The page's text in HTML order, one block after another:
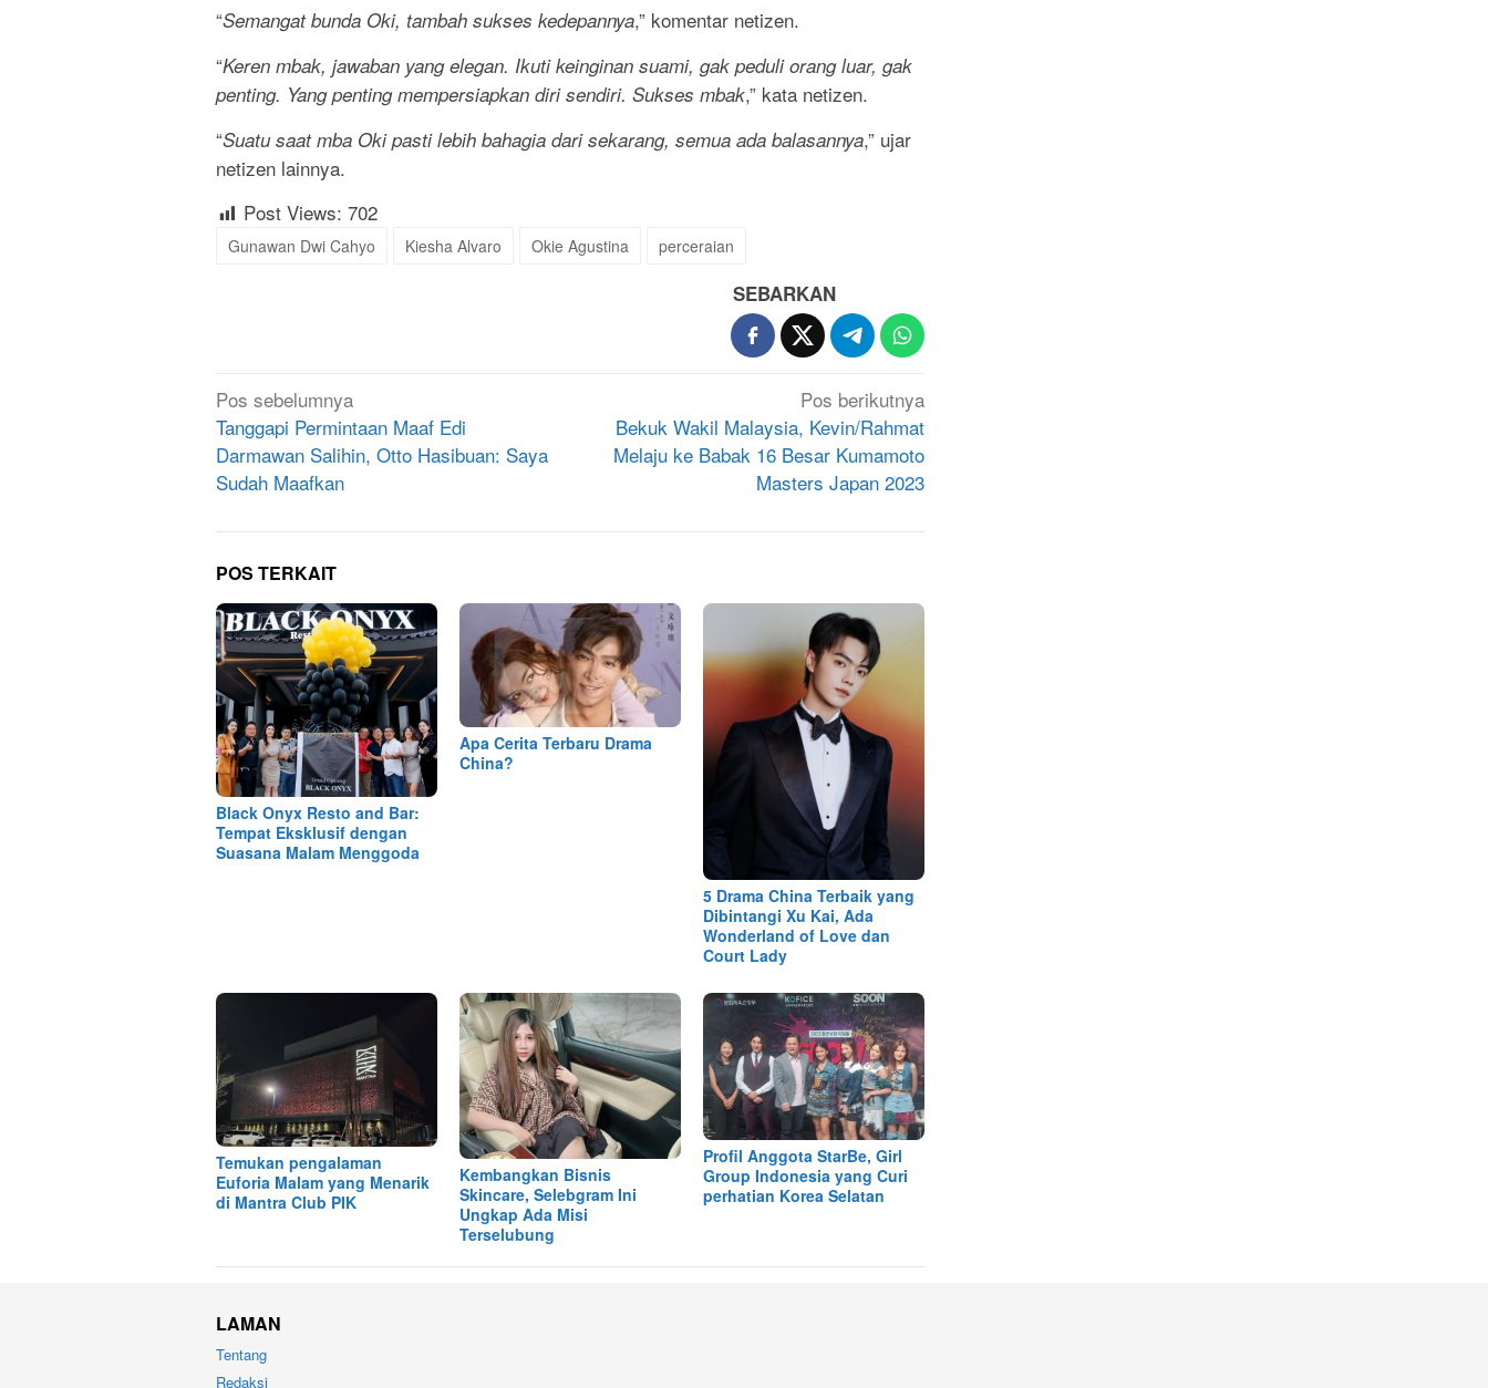
“Semangat bunda Oki, tambah sukses kedepannya,” komentar netizen.
“Keren mbak, jawaban yang elegan. Ikuti keinginan suami, gak peduli orang luar, gak
penting. Yang penting mempersiapkan diri sendiri. Sukses mbak,” kata netizen.
“Suatu saat mba Oki pasti lebih bahagia dari sekarang, semua ada balasannya,” ujar
netizen lainnya.
Post Views: 702
Gunawan Dwi Cahyo Kiesha Alvaro Okie Agustina perceraian
SEBARKAN
Navigasi
pos
Pos sebelumnya
Tanggapi Permintaan Maaf Edi
Darmawan Salihin, Otto Hasibuan: Saya
Sudah Maafkan
Pos berikutnya
Bekuk Wakil Malaysia, Kevin/Rahmat
Melaju ke Babak 16 Besar Kumamoto
Masters Japan 2023
POS TERKAIT
Black Onyx Resto and Bar:
Tempat Eksklusif dengan
Suasana Malam Menggoda
Apa Cerita Terbaru Drama
China?
5 Drama China Terbaik yang
Dibintangi Xu Kai, Ada
Wonderland of Love dan
Court Lady
Temukan pengalaman
Euforia Malam yang Menarik
di Mantra Club PIK
Kembangkan Bisnis
Skincare, Selebgram Ini
Ungkap Ada Misi
Terselubung
Profil Anggota StarBe, Girl
Group Indonesia yang Curi
perhatian Korea Selatan
LAMAN
Tentang
Redaksi